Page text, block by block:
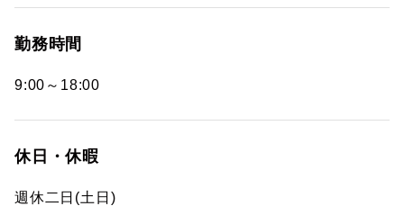
勤務時間
9:00～18:00
休日・休暇
週休二日(土日)